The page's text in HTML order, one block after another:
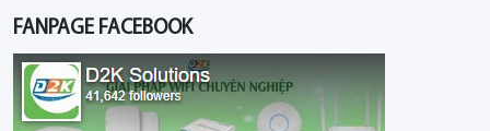
FANPAGE FACEBOOK